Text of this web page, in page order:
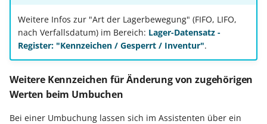
Weitere Infos zur "Art der Lagerbewegung" (FIFO, LIFO,
nach Verfallsdatum) im Bereich: Lager-Datensatz -
Register: "Kennzeichen / Gesperrt / Inventur".
Weitere Kennzeichen für Änderung von zugehörigen
Werten beim Umbuchen
Bei einer Umbuchung lassen sich im Assistenten über ein